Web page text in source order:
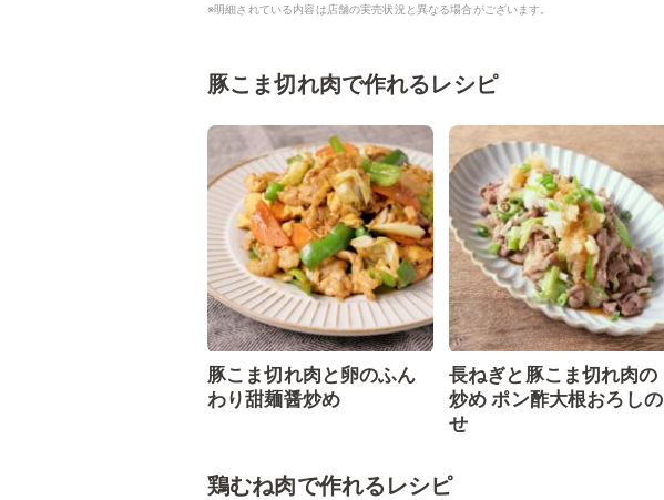
※明細されている内容は店舗の実売状況と異なる場合がございます。
豚こま切れ肉で作れるレシピ
豚こま切れ肉と卵のふん
わり甜麺醤炒め
長ねぎと豚こま切れ肉の
炒め ポン酢大根おろしの
せ
鶏むね肉で作れるレシピ